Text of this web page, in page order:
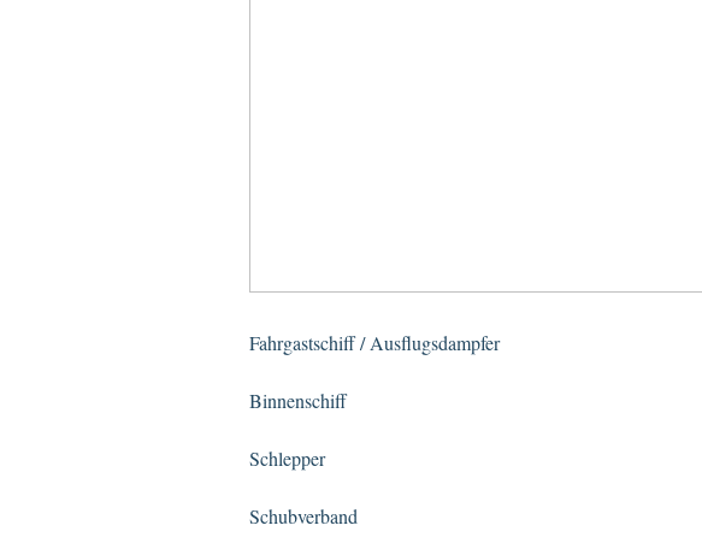
Fahrgastschiff / Ausflugsdampfer
Binnenschiff
Schlepper
Schubverband